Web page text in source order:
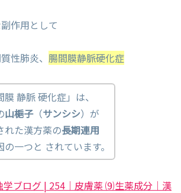
作用として
性肺炎、 腸間膜静脈硬化症
膜 静脈 硬化症」は、
山梔子（サンシシ）が
れた漢方薬の長期連用
の一つと されています。
学ブログ | 254｜皮膚薬 ⑼生薬成分｜漢